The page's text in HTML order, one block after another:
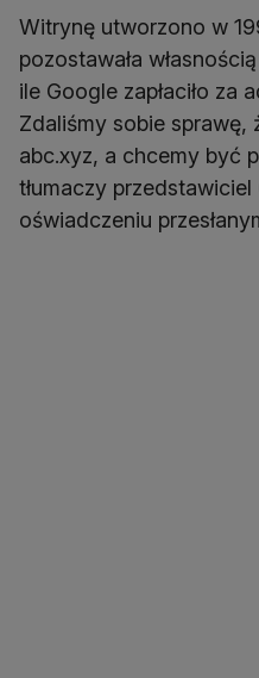
Witrynę utworzono w
pozostawała
ile Google zapłaciło za
Zdaliśmy sobie sprawę,
abc.xyz, a chcemy być
tłumaczy
oświadczeniu